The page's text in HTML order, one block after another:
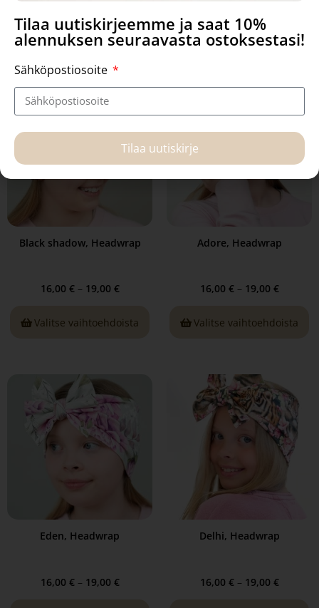
Valitse vaihtoehdoista Valitse vaihtoehdoista
Black shadow, Headwrap
16,00 € – 19,00 €
Valitse vaihtoehdoista
Adore, Headwrap
16,00 € – 19,00 €
Valitse vaihtoehdoista
Eden, Headwrap
16,00 € – 19,00 €
Delhi, Headwrap
16,00 € – 19,00 €
Tilaa uutiskirjeemme ja saat 10%
alennuksen seuraavasta ostoksestasi!
Sähköpostiosoite
Tilaa uutiskirje